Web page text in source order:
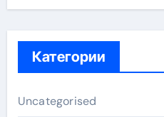
Категории
Uncategorised